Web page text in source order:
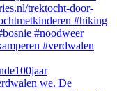
we. De